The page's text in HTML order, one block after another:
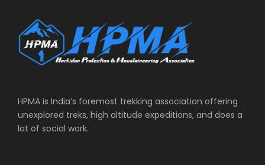
HPMA is India’s foremost trekking association offering
unexplored treks, high altitude expeditions, and does a
lot of social work.